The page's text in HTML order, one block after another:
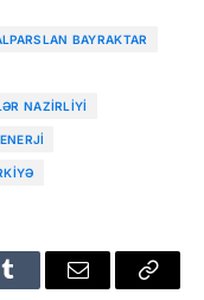
BAYRAKTAR
NAZIRLIYI
Tumblr Email
Copy